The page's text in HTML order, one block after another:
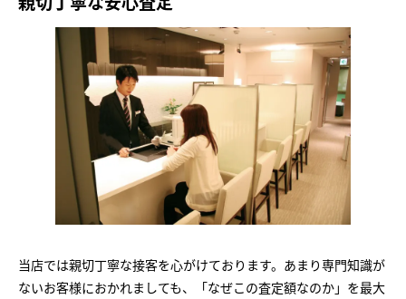
当店では親切丁寧な接客を心がけております。あまり専門知識が
ないお客様におかれましても、「なぜこの査定額なのか」を最大